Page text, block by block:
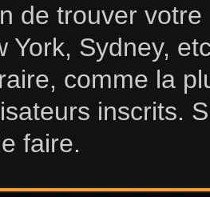
de trouver
York, Sydney,
comme la
inscrits.
faire.